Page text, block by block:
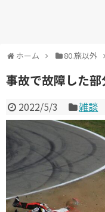
ホーム 80.旅以外
事故で故障した
2022/5/3 雑談